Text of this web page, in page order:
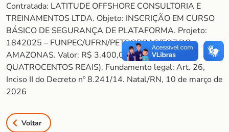
Contratada: LATITUDE OFFSHORE CONSULTORIA E
TREINAMENTOS LTDA. Objeto: INSCRIÇÃO EM CURSO
BÁSICO DE SEGURANÇA DE PLATAFORMA. Projeto:
1842025 – FUNPEC/UFRN/PETROBRAS/FOZ DO
AMAZONAS. Valor: R$ 3.400,00 (TRÊS MIL
QUATROCENTOS REAIS). Fundamento legal: Art. 26,
Inciso II do Decreto nº 8.241/14. Natal/RN, 10 de março de
2026
Voltar